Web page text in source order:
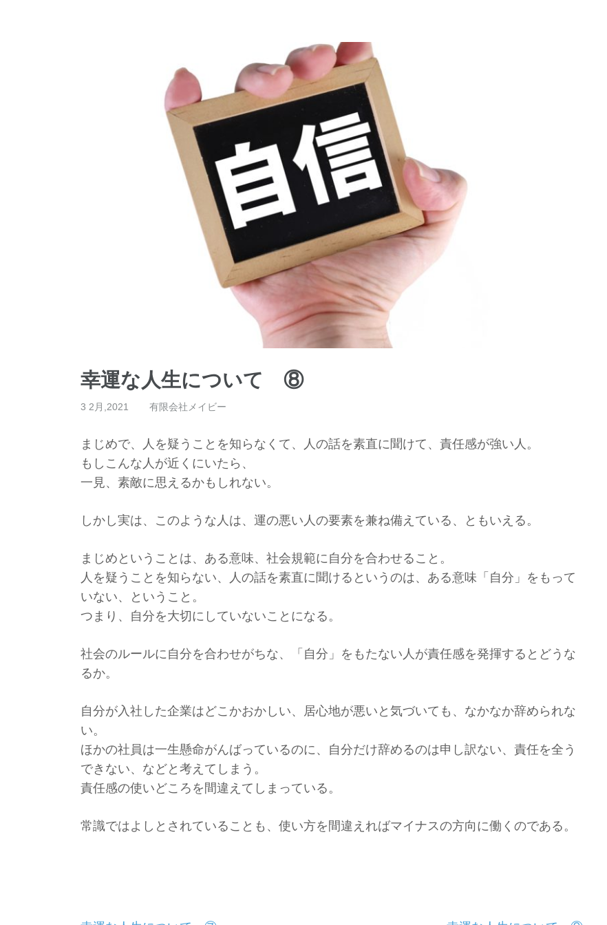
幸運な人生について ⑧
3 2月,2021 有限会社メイビー
まじめで、人を疑うことを知らなくて、人の話を素直に聞けて、 責任感が強い人。
もしこんな人が近くにいたら、
一見、素敵に思えるかもしれない。
しかし実は、このような人は、 運の悪い人の要素を兼ね備えている、ともいえる。
まじめということは、ある意味、社会規範に自分を合わせること。
人を疑うことを知らない、人の話を素直に聞けるというのは、 ある意味「自分」をもって
いない、ということ。
つまり、自分を大切にしていないことになる。
社会のルールに自分を合わせがちな、「自分」 をもたない人が責任感を発揮するとどうな
るか。
自分が入社した企業はどこかおかしい、 居心地が悪いと気づいても、なかなか辞められな
い。
ほかの社員は一生懸命がんばっているのに、 自分だけ辞めるのは申し訳ない、責任を全う
できない、 などと考えてしまう。
責任感の使いどころを間違えてしまっている。
常識ではよしとされていることも、 使い方を間違えればマイナスの方向に働くのである。